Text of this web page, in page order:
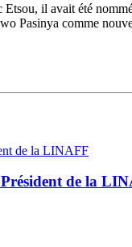
il avait été
Pasinya comme
de la